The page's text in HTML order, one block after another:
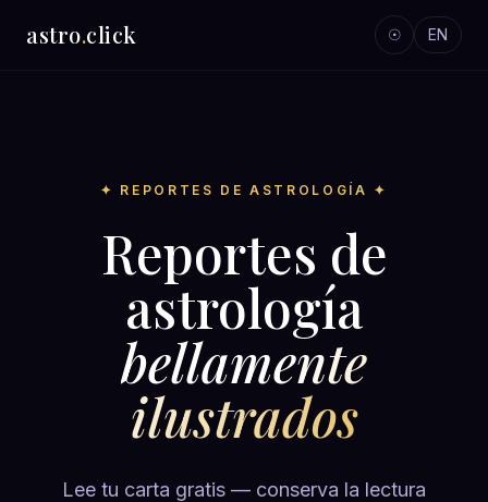
astro.click ☉ EN
✦ REPORTES DE ASTROLOGÍA ✦
Reportes de
astrología
bellamente
ilustrados
Lee tu carta gratis — conserva la lectura